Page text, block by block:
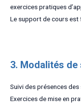
exercices pratiques
Le support de cours est
3. Modalités de
Suivi des présences
Exercices de mise en